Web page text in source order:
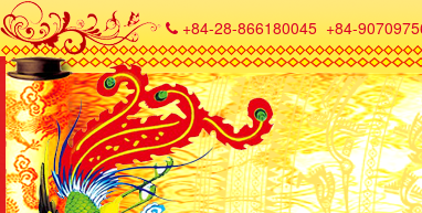
+84-28-866180045 +84-